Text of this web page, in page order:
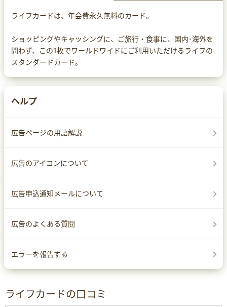
ライフカードは、年会費永久無料のカード。
ショッピングやキャッシングに、ご旅行・食事に、国内･海外を
問わず、この1枚でワールドワイドにご利用いただけるライフの
スタンダードカード。
ヘルプ
広告ページの用語解説
広告のアイコンについて
広告申込通知メールについて
広告のよくある質問
エラーを報告する
ライフカードの口コミ